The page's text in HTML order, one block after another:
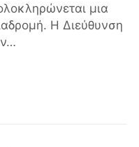
μια
Η Διεύθυνση